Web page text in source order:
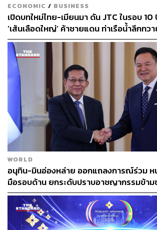
ECONOMIC / BUSINESS
เปิดบทใหม่ไทย-เมียนมา ดัน JTC ในรอบ 10
‘เส้นเลือดใหญ่’ ค้าชายแดน ท่าเรือน้ำลึกทว
WORLD
อนุทิน-มินอ่องหล่าย ออกแถลงการณ์ร่วม ห
มือรอบด้าน ยกระดับปราบอาชญากรรมข้า
ปัญหาหมอกควัน-มลพิษทางน้ำ